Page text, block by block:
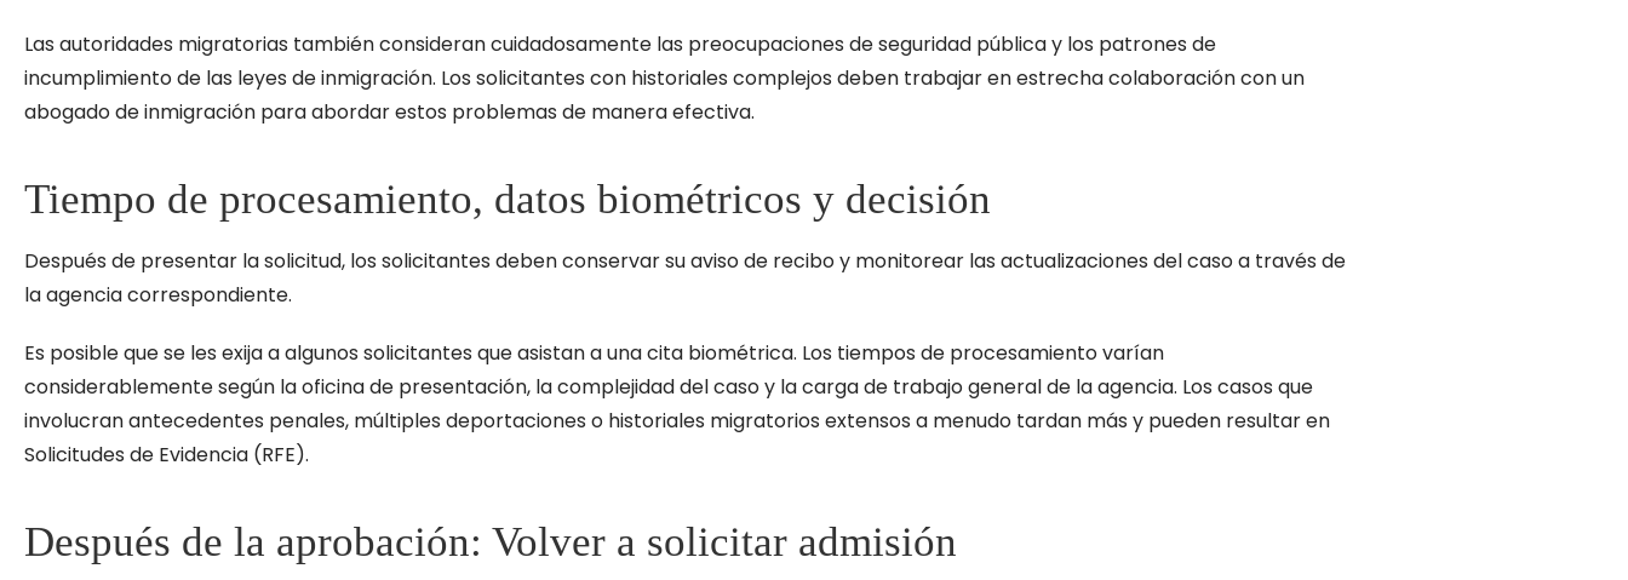
Las autoridades migratorias también consideran cuidadosamente las preocupaciones de seguridad pública y los patrones de
incumplimiento de las leyes de inmigración. Los solicitantes con historiales complejos deben trabajar en estrecha colaboración con un
abogado de inmigración para abordar estos problemas de manera efectiva.
Tiempo de procesamiento, datos biométricos y decisión
Después de presentar la solicitud, los solicitantes deben conservar su aviso de recibo y monitorear las actualizaciones del caso a través de
la agencia correspondiente.
Es posible que se les exija a algunos solicitantes que asistan a una cita biométrica. Los tiempos de procesamiento varían
considerablemente según la oficina de presentación, la complejidad del caso y la carga de trabajo general de la agencia. Los casos que
involucran antecedentes penales, múltiples deportaciones o historiales migratorios extensos a menudo tardan más y pueden resultar en
Solicitudes de Evidencia (RFE).
Después de la aprobación: Volver a solicitar admisión